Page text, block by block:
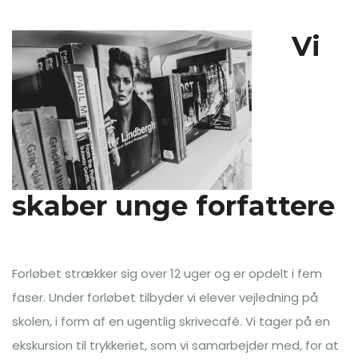
Vi
skaber unge forfattere
Forløbet strækker sig over 12 uger og er opdelt i fem
faser. Under forløbet tilbyder vi elever vejledning på
skolen, i form af en ugentlig skrivecafé. Vi tager på en
ekskursion til trykkeriet, som vi samarbejder med, for at